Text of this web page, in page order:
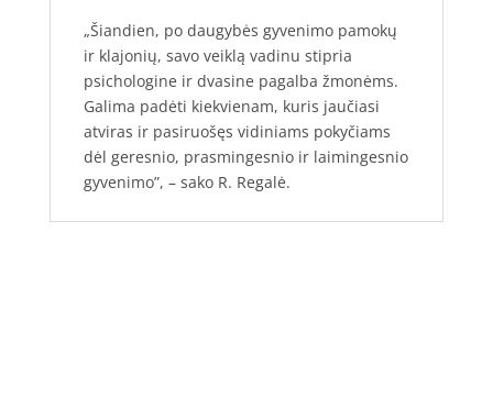
„Šiandien, po daugybės gyvenimo pamokų
ir klajonių, savo veiklą vadinu stipria
psichologine ir dvasine pagalba žmonėms.
Galima padėti kiekvienam, kuris jaučiasi
atviras ir pasiruošęs vidiniams pokyčiams
dėl geresnio, prasmingesnio ir laimingesnio
gyvenimo”, – sako R. Regalė.